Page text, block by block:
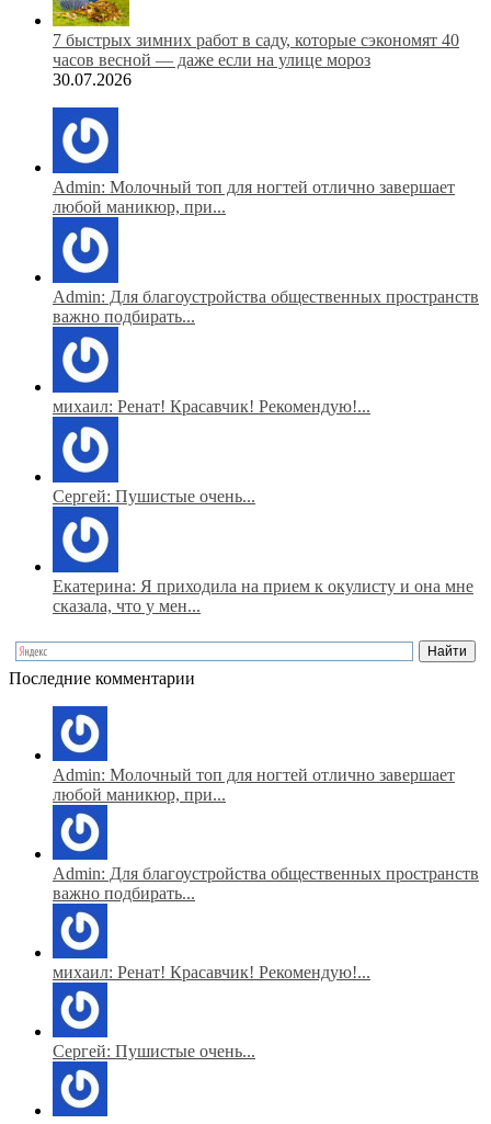
7 быстрых зимних работ в саду, которые сэкономят 40
часов весной — даже если на улице мороз
30.07.2026
Admin: Молочный топ для ногтей отлично завершает
любой маникюр, при...
Admin: Для благоустройства общественных пространств
важно подбирать...
михаил: Ренат! Красавчик! Рекомендую!...
Сергей: Пушистые очень...
Екатерина: Я приходила на прием к окулисту и она мне
сказала, что у мен...
Последние комментарии
Admin: Молочный топ для ногтей отлично завершает
любой маникюр, при...
Admin: Для благоустройства общественных пространств
важно подбирать...
михаил: Ренат! Красавчик! Рекомендую!...
Сергей: Пушистые очень...